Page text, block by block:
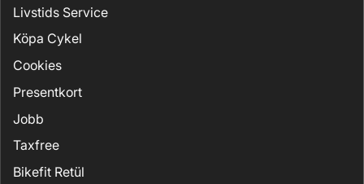
Livstids Service
Köpa Cykel
Cookies
Presentkort
Jobb
Taxfree
Bikefit Retül